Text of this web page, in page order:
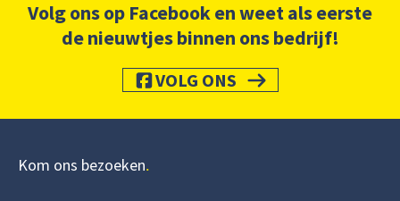
Volg ons op Facebook en weet als eerste
de nieuwtjes binnen ons bedrijf!
VOLG ONS
Kom ons bezoeken